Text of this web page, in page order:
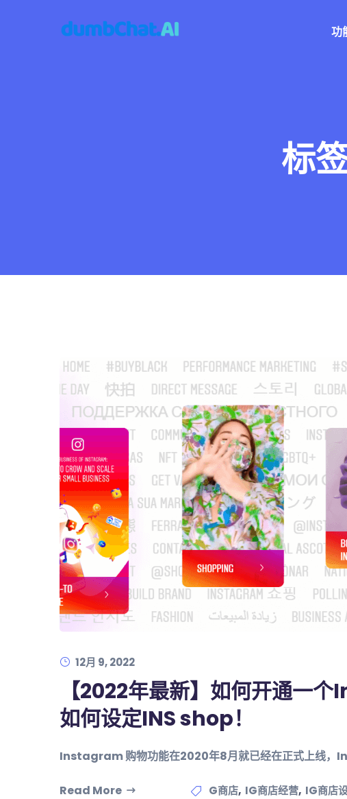
功
标
12月 9, 2022
【2022年最新】如何开通一
如何设定INS shop！
Instagram 购物功能在2020年8月就已经在正式上线
Read More G商店, IG商店经营, IG商店